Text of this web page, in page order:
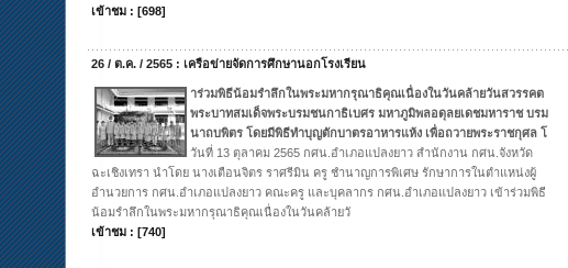
เข้าชม : [698]
26 / ต.ค. / 2565 : เครือข่ายจัดการศึกษานอกโรงเรียน
าร่วมพิธีน้อมรำลึกในพระมหากรุณาธิคุณเนื่องในวันคล้ายวันสวรรคต
พระบาทสมเด็จพระบรมชนกาธิเบศร มหาภูมิพลอดุลยเดชมหาราช บรม
นาถบพิตร โดยมีพิธีทำบุญตักบาตรอาหารแห้ง เพื่อถวายพระราชกุศล โ
วันที่ 13 ตุลาคม 2565 กศน.อำเภอแปลงยาว สำนักงาน กศน.จังหวัด
ฉะเชิงเทรา นำโดย นางเตือนจิตร ราศรีมิน ครู ชำนาญการพิเศษ รักษาการในตำแหน่งผู้
อำนวยการ กศน.อำเภอแปลงยาว คณะครู และบุคลากร กศน.อำเภอแปลงยาว เข้าร่วมพิธี
น้อมรำลึกในพระมหากรุณาธิคุณเนื่องในวันคล้ายวั
เข้าชม : [740]